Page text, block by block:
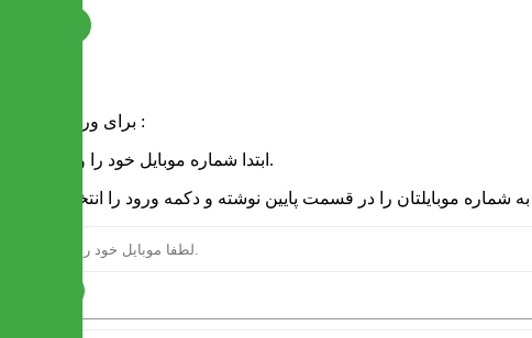
برای ورود به سایت :
1 - ابتدا شماره موبایل خود را وارد کنید.